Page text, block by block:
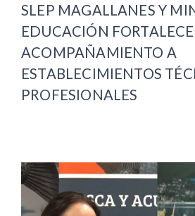
SLEP MAGALLANES Y
EDUCACIÓN
ACOMPAÑAMIENTO A
ESTABLECIMIENTOS
PROFESIONALES